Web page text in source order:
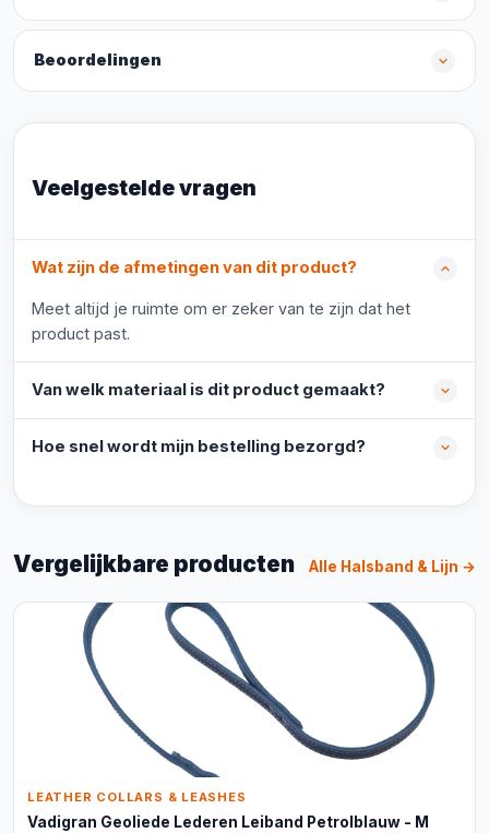
Beoordelingen
Veelgestelde vragen
Wat zijn de afmetingen van dit product?
Meet altijd je ruimte om er zeker van te zijn dat het
product past.
Van welk materiaal is dit product gemaakt?
Hoe snel wordt mijn bestelling bezorgd?
Vergelijkbare producten Alle Halsband & Lijn →
LEATHER COLLARS & LEASHES
Vadigran Geoliede Lederen Leiband Petrolblauw - M